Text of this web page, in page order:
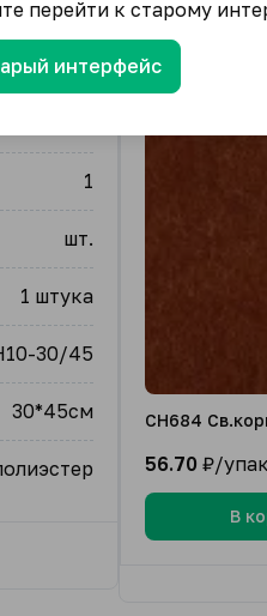
1
шт.
1 штука
30/45
30*45см CH684
56.70 ₽/
В
перейти к старому
интерфейс